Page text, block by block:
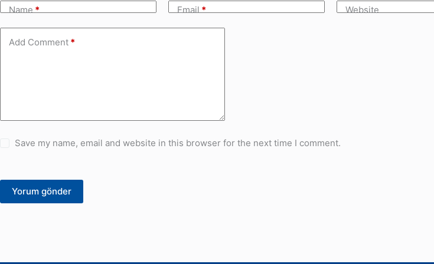
Name* Email* Website
Add Comment *
Save my name, email and website in this browser for the next time I comment.
Yorum gönder